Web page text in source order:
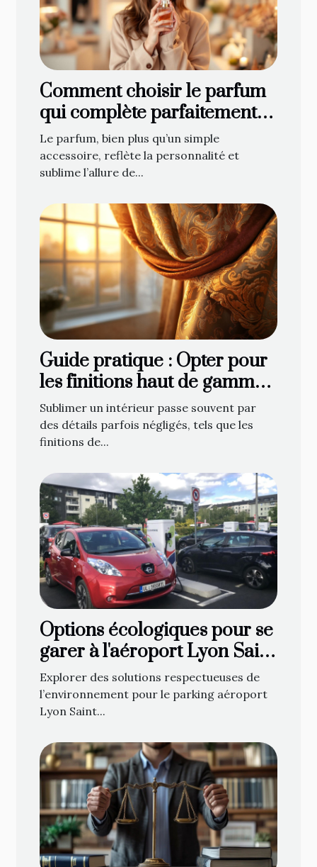
Comment choisir le parfum
qui complète parfaitement
votre style ?
Le parfum, bien plus qu’un simple
accessoire, reflète la personnalité et
sublime l’allure de...
Guide pratique : Opter pour
les finitions haut de gamme
en décoration de fenêtre
Sublimer un intérieur passe souvent par
des détails parfois négligés, tels que les
finitions de...
Options écologiques pour se
garer à l'aéroport Lyon Saint
Exupéry
Explorer des solutions respectueuses de
l’environnement pour le parking aéroport
Lyon Saint...